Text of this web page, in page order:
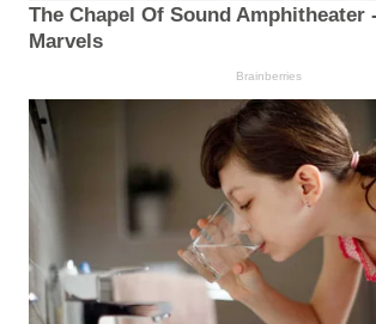
The Chapel Of Sound Amphitheater
Marvels
Brainberries